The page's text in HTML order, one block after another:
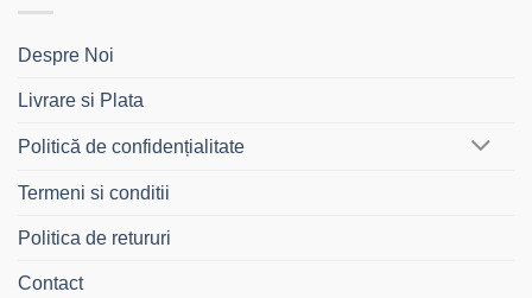
Despre Noi
Livrare si Plata
Politică de confidențialitate
Termeni si conditii
Politica de retururi
Contact